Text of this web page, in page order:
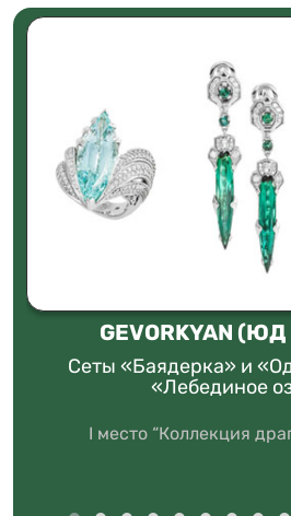
GEVORKYAN
Сеты «Баядерка» и
«Лебединое
I место “Коллекция